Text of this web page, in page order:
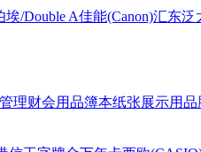
埃/Double A佳能(Canon)汇东泛
理财会用品簿本纸张展示用品